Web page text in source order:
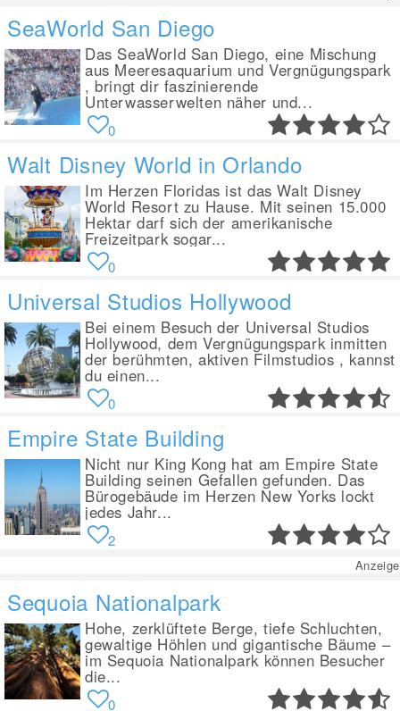
SeaWorld San Diego
Das SeaWorld San Diego, eine Mischung
aus Meeresaquarium und Vergnügungspark
, bringt dir faszinierende
Unterwasserwelten näher und...
0
Walt Disney World in Orlando
Im Herzen Floridas ist das Walt Disney
World Resort zu Hause. Mit seinen 15.000
Hektar darf sich der amerikanische
Freizeitpark sogar...
0
Universal Studios Hollywood
Bei einem Besuch der Universal Studios
Hollywood, dem Vergnügungspark inmitten
der berühmten, aktiven Filmstudios , kannst
du einen...
0
Empire State Building
Nicht nur King Kong hat am Empire State
Building seinen Gefallen gefunden. Das
Bürogebäude im Herzen New Yorks lockt
jedes Jahr...
2
Anzeige
Sequoia Nationalpark
Hohe, zerklüftete Berge, tiefe Schluchten,
gewaltige Höhlen und gigantische Bäume –
im Sequoia Nationalpark können Besucher
die...
0